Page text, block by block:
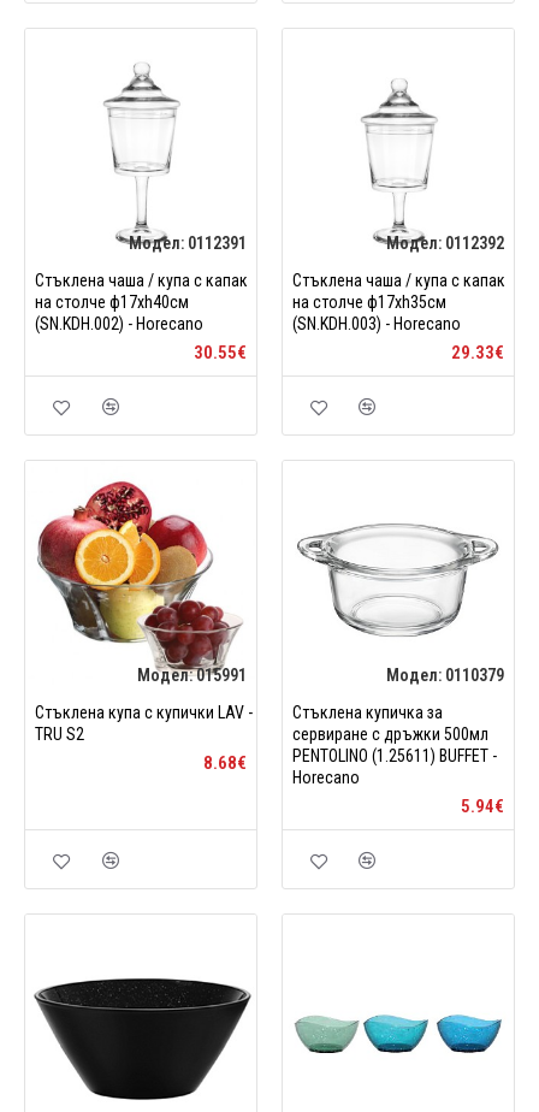
Модел: 0112391
Стъклена чаша / купа с капак
на столче ф17xh40см
(SN.KDH.002) - Horecano
30.55€
Модел: 0112392
Стъклена чаша / купа с капак
на столче ф17xh35см
(SN.KDH.003) - Horecano
29.33€
Модел:015991
Стъклена купа с купички LAV -
TRU S2
8.68€
Модел: 0110379
Стъклена купичка за
сервиране с дръжки 500мл
PENTOLINO (1.25611) BUFFET -
Horecano
5.94€